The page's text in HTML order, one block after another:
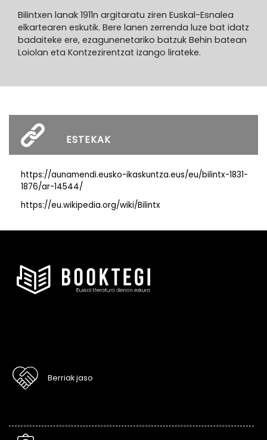
Bilintxen lanak 1911n argitaratu ziren Euskal-Esnalea
elkartearen eskutik. Bere lanen zerrenda luze bat idatz
badaiteke ere, ezagunenetariko batzuk Behin batean
Loiolan eta Kontzezirentzat izango lirateke.
ESTEKAK
https://aunamendi.eusko-ikaskuntza.eus/eu/bilintx-1831-
1876/ar-14544/
https://eu.wikipedia.org/wiki/Bilintx
Berriak jaso